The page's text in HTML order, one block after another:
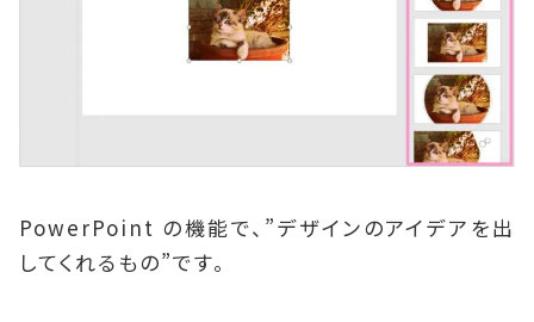
PowerPoint の機能で、”デザインのアイデアを出
してくれるもの”です。